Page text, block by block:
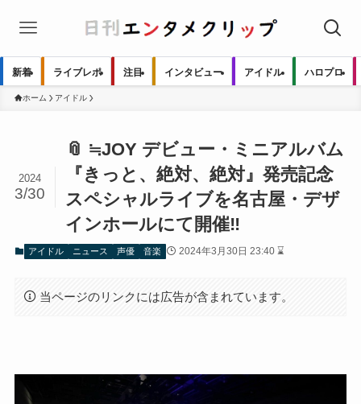
新着 ライブレポ 注目 インタビュー アイドル ハロプロ
ホーム アイドル
📎 ≒JOY デビュー・ミニアルバム
『きっと、絶対、絶対』発売記念
スペシャルライブを名古屋・デザ
インホールにて開催‼
2024
3/30
アイドル ニュース 声優 音楽 2024年3月30日 23:40 ⌛
当ページのリンクには広告が含まれています。